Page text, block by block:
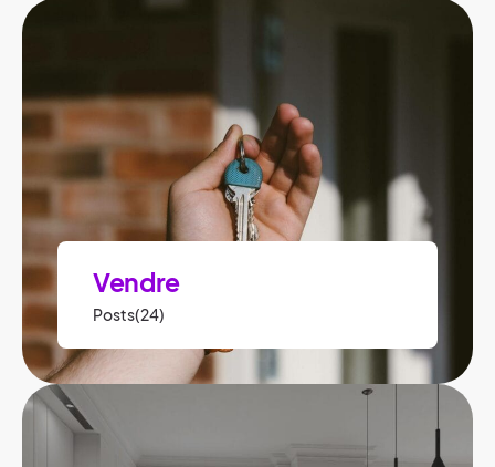
Vendre
Posts(24)